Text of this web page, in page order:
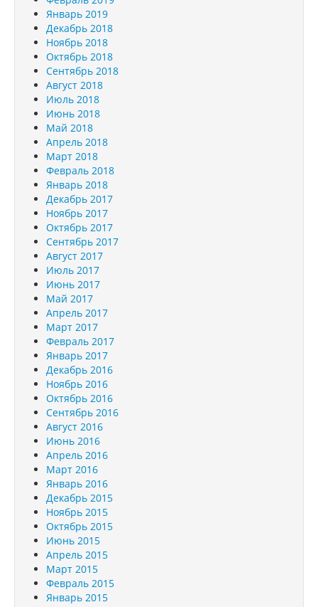
Январь 2019
Декабрь 2018
Ноябрь 2018
Октябрь 2018
Сентябрь 2018
Август 2018
Июль 2018
Июнь 2018
Май 2018
Апрель 2018
Март 2018
Февраль 2018
Январь 2018
Декабрь 2017
Ноябрь 2017
Октябрь 2017
Сентябрь 2017
Август 2017
Июль 2017
Июнь 2017
Май 2017
Апрель 2017
Март 2017
Февраль 2017
Январь 2017
Декабрь 2016
Ноябрь 2016
Октябрь 2016
Сентябрь 2016
Август 2016
Июнь 2016
Апрель 2016
Март 2016
Январь 2016
Декабрь 2015
Ноябрь 2015
Октябрь 2015
Июнь 2015
Апрель 2015
Март 2015
Февраль 2015
Январь 2015